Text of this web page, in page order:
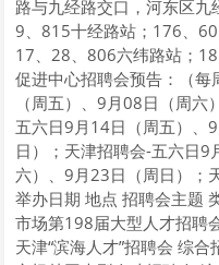
路与九经路交口，河东区
9、815十经路站；176、
17、28、806六纬路站；
促进中心招聘会预告：（
（周五）、9月08日（周
五六日9月14日（周五）、
日）；天津招聘会-五六日
六）、9月23日（周日）；
举办日期 地点 招聘会主题
市场第198届大型人才招聘
天津“滨海人才”招聘会 综